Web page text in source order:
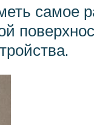
самое